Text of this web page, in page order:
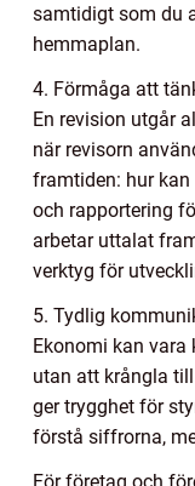
samtidigt som du
hemmaplan.
4. Förmåga att
En revision utgår
när revisorn
framtiden: hur
och rapportering
arbetar uttalat
verktyg för
5. Tydlig
Ekonomi kan vara
utan att krångla
ger trygghet för
förstå siffrorna,